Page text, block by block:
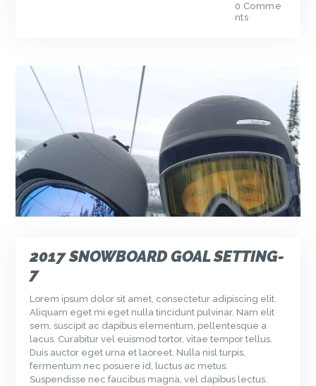
0 Comme
nts
2017 SNOWBOARD GOAL SETTING-
7
Lorem ipsum dolor sit amet, consectetur adipiscing elit.
Aliquam eget mi eget nulla tincidunt pulvinar. Nam elit
sem, suscipit ac dapibus elementum, pellentesque a
lacus. Curabitur vel euismod tortor, vitae tempor tellus.
Duis auctor eget urna et laoreet. Nulla nisl turpis,
fermentum nec posuere id, luctus ac metus.
Suspendisse nec faucibus magna, vel dapibus lectus.